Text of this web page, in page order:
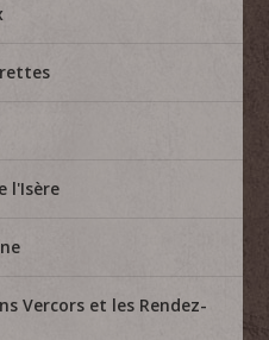
l'Isère
Vercors et les Rendez-